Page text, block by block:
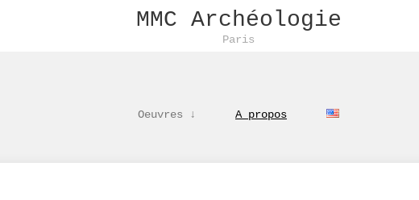
MMC Archéologie
Paris
Oeuvres ↓ A propos